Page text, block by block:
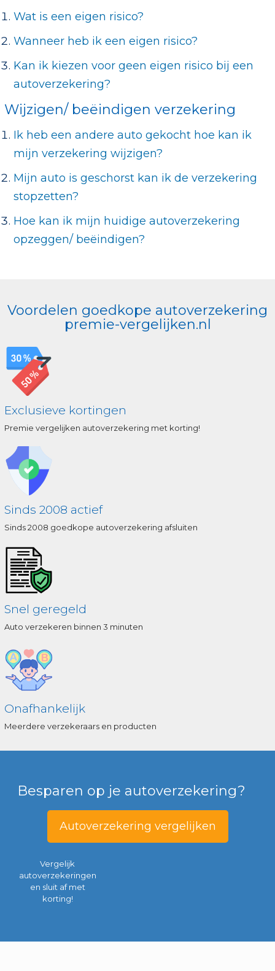
Wat is een eigen risico?
Wanneer heb ik een eigen risico?
Kan ik kiezen voor geen eigen risico bij een
autoverzekering?
Wijzigen/ beëindigen verzekering
Ik heb een andere auto gekocht hoe kan ik
mijn verzekering wijzigen?
Mijn auto is geschorst kan ik de verzekering
stopzetten?
Hoe kan ik mijn huidige autoverzekering
opzeggen/ beëindigen?
Voordelen goedkope autoverzekering
premie-vergelijken.nl
Exclusieve kortingen
Premie vergelijken autoverzekering met korting!
Sinds 2008 actief
Sinds 2008 goedkope autoverzekering afsluiten
Snel geregeld
Auto verzekeren binnen 3 minuten
Onafhankelijk
Meerdere verzekeraars en producten
Besparen op je autoverzekering?
Autoverzekering vergelijken
Vergelijk
autoverzekeringen
en sluit af met
korting!